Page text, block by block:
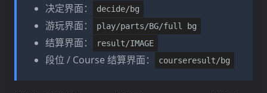
决定界面： decide/bg
游玩界面： play/parts/BG/full bg
结算界面： result/IMAGE
段位 / Course 结算界面： courseresult/bg